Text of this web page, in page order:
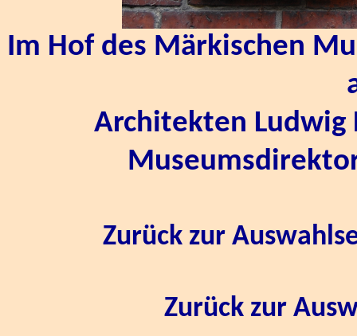
Im Hof des Märkischen
Architekten Ludwig
Zurück zur
Zurück zur